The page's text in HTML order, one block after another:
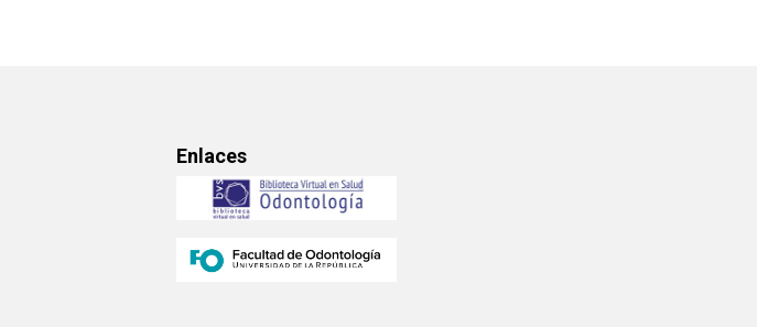
Enlaces